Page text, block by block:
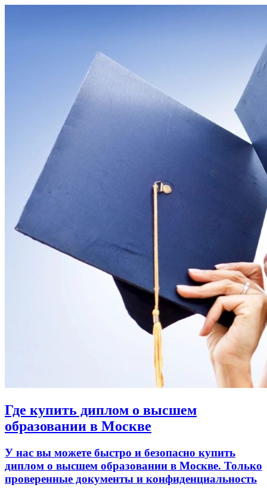
Где купить диплом о высшем
образовании в Москве
У нас вы можете быстро и безопасно купить
диплом о высшем образовании в Москве. Только
проверенные документы и конфиденциальность